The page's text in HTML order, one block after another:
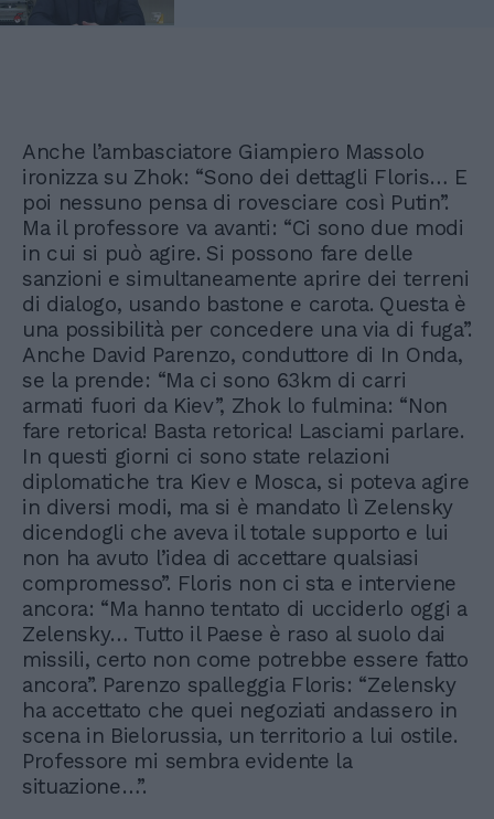
Anche l’ambasciatore Giampiero Massolo
ironizza su Zhok: “Sono dei dettagli Floris… E
poi nessuno pensa di rovesciare così Putin”.
Ma il professore va avanti: “Ci sono due modi
in cui si può agire. Si possono fare delle
sanzioni e simultaneamente aprire dei terreni
di dialogo, usando bastone e carota. Questa è
una possibilità per concedere una via di fuga”.
Anche David Parenzo, conduttore di In Onda,
se la prende: “Ma ci sono 63km di carri
armati fuori da Kiev”, Zhok lo fulmina: “Non
fare retorica! Basta retorica! Lasciami parlare.
In questi giorni ci sono state relazioni
diplomatiche tra Kiev e Mosca, si poteva agire
in diversi modi, ma si è mandato lì Zelensky
dicendogli che aveva il totale supporto e lui
non ha avuto l’idea di accettare qualsiasi
compromesso”. Floris non ci sta e interviene
ancora: “Ma hanno tentato di ucciderlo oggi a
Zelensky… Tutto il Paese è raso al suolo dai
missili, certo non come potrebbe essere fatto
ancora”. Parenzo spalleggia Floris: “Zelensky
ha accettato che quei negoziati andassero in
scena in Bielorussia, un territorio a lui ostile.
Professore mi sembra evidente la
situazione…”.